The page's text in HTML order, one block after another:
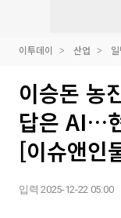
이투데이 산업
이승돈 농
답은 AI…
[이슈앤인
입력 2025-12-22 05:00